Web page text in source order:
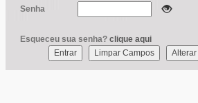
Senha
Esqueceu sua senha?clique aqui